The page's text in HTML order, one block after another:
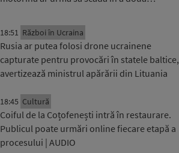
18:51 Război în Ucraina
Rusia ar putea folosi drone ucrainene
capturate pentru provocări în statele baltice,
avertizează ministrul apărării din Lituania
18:45 Cultură
Coiful de la Coțofenești intră în restaurare.
Publicul poate urmări online fiecare etapă a
procesului | AUDIO